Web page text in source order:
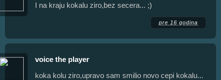
I na kraju kokalu ziro,bez secera... ;)
pre 16 godina
voice the player
koka kolu ziro,upravo sam smilio novo cepi kokalu...